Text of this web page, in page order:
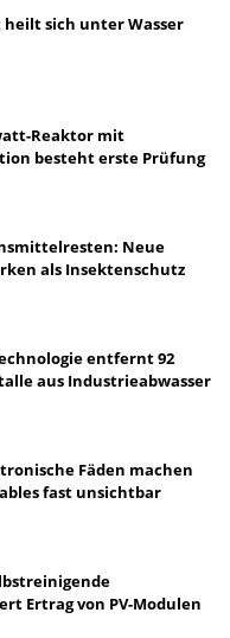
sich unter Wasser
Reaktor mit
besteht erste Prüfung
Neue
als Insektenschutz
entfernt 92
aus Industrieabwasser
Fäden machen
fast unsichtbar
Ertrag von PV-Modulen